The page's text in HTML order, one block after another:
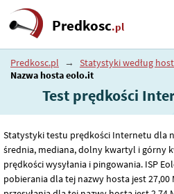
Predkosc.pl
Predkosc.pl → Statystyki według
Nazwa hosta eolo.it
Test prędkości
Statystyki testu prędkości Internetu dla
średnia, mediana, dolny kwartyl i górny
prędkości wysyłania i pingowania. ISP
pobierania dla tej nazwy hosta jest 27,00